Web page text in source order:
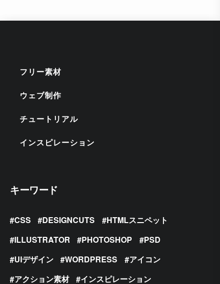
フリー素材
ウェブ制作
チュートリアル
インスピレーション
キーワード
CSS DESIGNCUTS
HTMLスニペット
ILLUSTRATOR
PHOTOSHOP
PSD
UIデザイン
WORDPRESS
アイコン
アクション素材
インスピレーション